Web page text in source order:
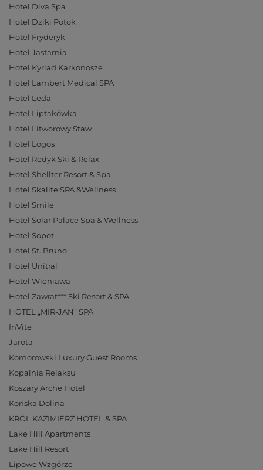
Hotel Diva Spa
Hotel Dziki Potok
Hotel Fryderyk
Hotel Jastarnia
Hotel Kyriad Karkonosze
Hotel Lambert Medical SPA
Hotel Leda
Hotel Liptakówka
Hotel Litworowy Staw
Hotel Logos
Hotel Redyk Ski & Relax
Hotel Shellter Resort & Spa
Hotel Skalite SPA &Wellness
Hotel Smile
Hotel Solar Palace Spa & Wellness
Hotel Sopot
Hotel St. Bruno
Hotel Unitral
Hotel Wieniawa
Hotel Zawrat*** Ski Resort & SPA
HOTEL „MIR-JAN” SPA
InVite
Jarota
Komorowski Luxury Guest Rooms
Kopalnia Relaksu
Koszary Arche Hotel
Końska Dolina
KRÓL KAZIMIERZ HOTEL & SPA
Lake Hill Apartments
Lake Hill Resort
Lipowe Wzgórze